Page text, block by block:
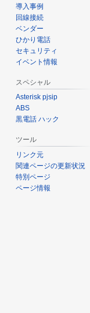
導入事例
回線接続
ベンダー
ひかり電話
セキュリティ
イベント情報
スペシャル
Asterisk pjsip
ABS
黒電話 ハック
ツール
リンク元
関連ページの更新状況
特別ページ
ページ情報